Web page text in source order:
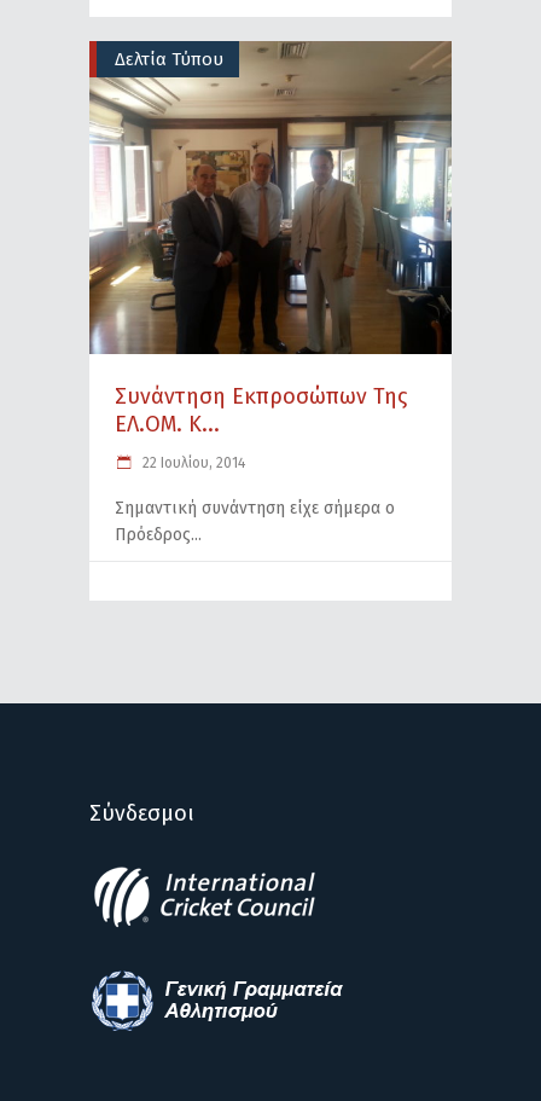
Δελτία Τύπου
Συνάντηση Εκπροσώπων Της
ΕΛ.ΟΜ. Κ...
22 Ιουλίου, 2014
Σημαντική συνάντηση είχε σήμερα ο
Πρόεδρος
Σύνδεσμοι